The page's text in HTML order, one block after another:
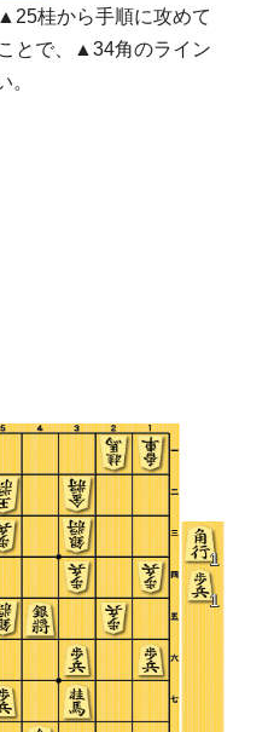
桂から手順に攻めて
とで、▲34角のライン
。